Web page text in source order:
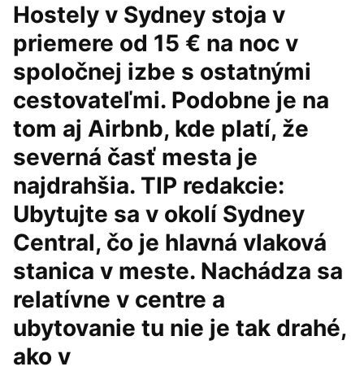
Hostely v Sydney stoja v
priemere od 15 € na noc v
spoločnej izbe s ostatnými
cestovateľmi. Podobne je na
tom aj Airbnb, kde platí, že
severná časť mesta je
najdrahšia. TIP redakcie:
Ubytujte sa v okolí Sydney
Central, čo je hlavná vlaková
stanica v meste. Nachádza sa
relatívne v centre a
ubytovanie tu nie je tak drahé,
ako v